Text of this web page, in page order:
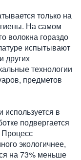
только на
На самом
волокна гораздо
испытывают
других
технологии
предметов
в
подвергается
экологичнее,
на 73% меньше